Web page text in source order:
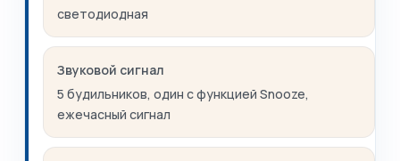
светодиодная
Звуковой сигнал
5 будильников, один с функцией Snooze,
ежечасный сигнал